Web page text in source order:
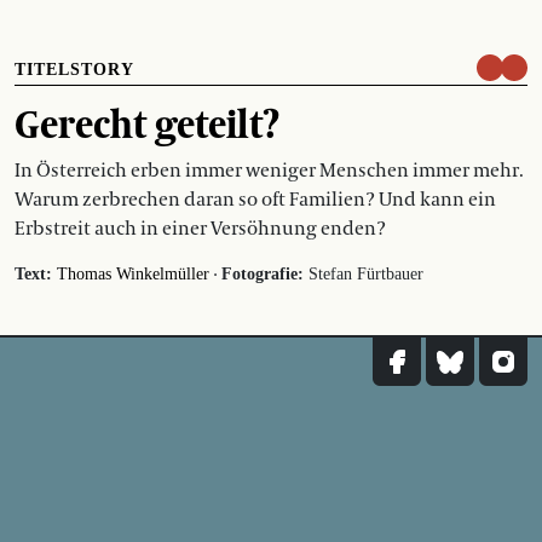
TITELSTORY
Gerecht geteilt?
In Österreich erben immer weniger Menschen immer mehr.
Warum zerbrechen daran so oft Familien? Und kann ein
Erbstreit auch in einer Versöhnung enden?
Text: Thomas Winkelmüller · Fotografie: Stefan Fürtbauer